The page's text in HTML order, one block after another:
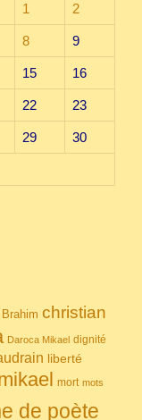
1 2
8 9
15 16
22 23
29 30
Brahim christian
Daroca Mikael dignité
liberté
mort mots
de poète